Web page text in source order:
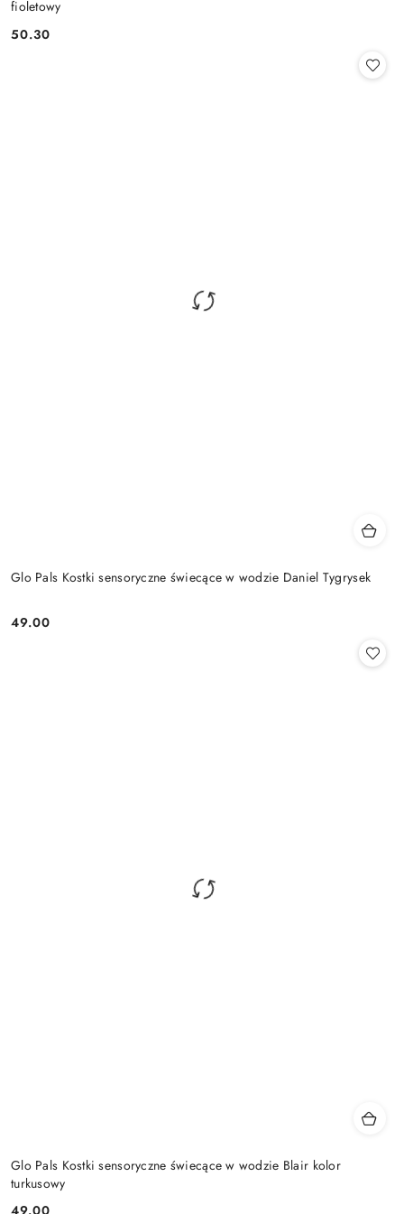
fioletowy
Cena:
50.30
Glo Pals Kostki sensoryczne świecące w wodzie Daniel Tygrysek
Cena:
49.00
Glo Pals Kostki sensoryczne świecące w wodzie Blair kolor
turkusowy